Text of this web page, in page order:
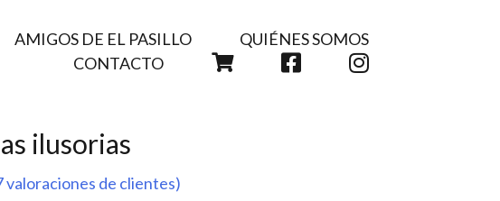
AMIGOS DE EL PASILLO
QUIÉNES SOMOS
CONTACTO
CARRITO FACEBOOKINSTAGRAM
ilusorias
valoraciones de clientes)